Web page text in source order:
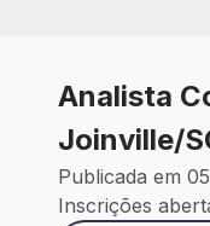
Analista
Joinville/
Publicada em
Inscrições